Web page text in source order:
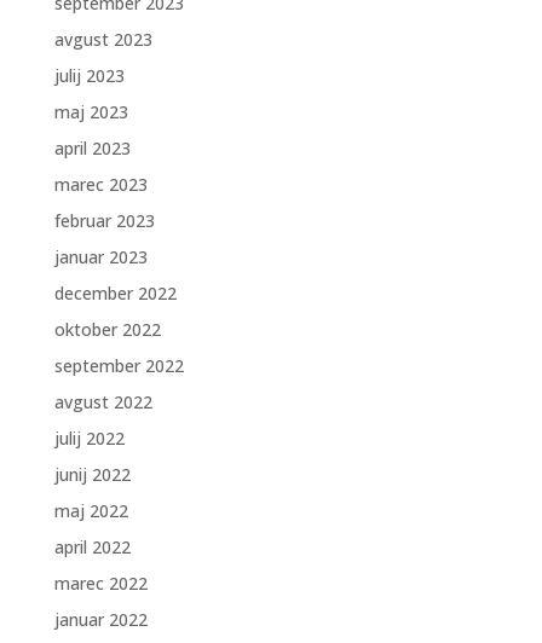
avgust 2023
julij 2023
maj 2023
april 2023
marec 2023
februar 2023
januar 2023
december 2022
oktober 2022
september 2022
avgust 2022
julij 2022
junij 2022
maj 2022
april 2022
marec 2022
januar 2022